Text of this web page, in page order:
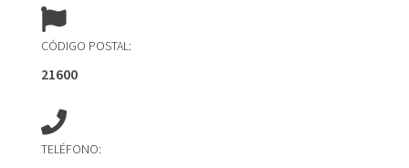
CÓDIGO POSTAL:
21600
TELÉFONO: